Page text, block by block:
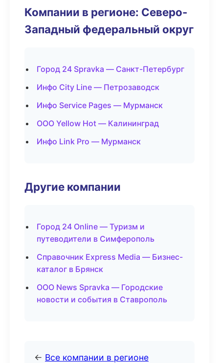
Компании в регионе: Северо-
Западный федеральный округ
Город 24 Spravka — Санкт-Петербург
Инфо City Line — Петрозаводск
Инфо Service Pages — Мурманск
ООО Yellow Hot — Калининград
Инфо Link Pro — Мурманск
Другие компании
Город 24 Online — Туризм и
путеводители в Симферополь
Справочник Express Media — Бизнес-
каталог в Брянск
ООО News Spravka — Городские
новости и события в Ставрополь
← Все компании в регионе